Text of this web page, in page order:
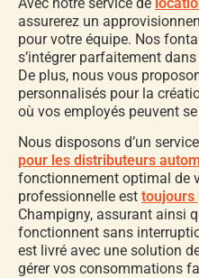
assurerez un
pour votre équipe. Nos
s’intégrer parfaitement
De plus, nous vous
personnalisés pour la
où vos employés peuvent
Nous disposons d’un
pour les distributeurs
fonctionnement optimal de
professionnelle est toujours
Champigny, assurant ainsi
fonctionnent sans
est livré avec une solution
gérer vos consommations